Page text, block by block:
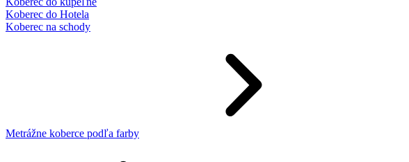
Koberec do Hotela
Koberec na schody
Metrážne koberce podľa farby